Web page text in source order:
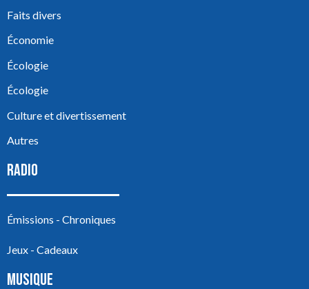
Faits divers
Économie
Écologie
Écologie
Culture et divertissement
Autres
RADIO
Émissions - Chroniques
Jeux - Cadeaux
MUSIQUE